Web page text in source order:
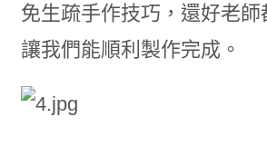
免生疏手作技巧，還好老師
讓我們能順利製作完成。